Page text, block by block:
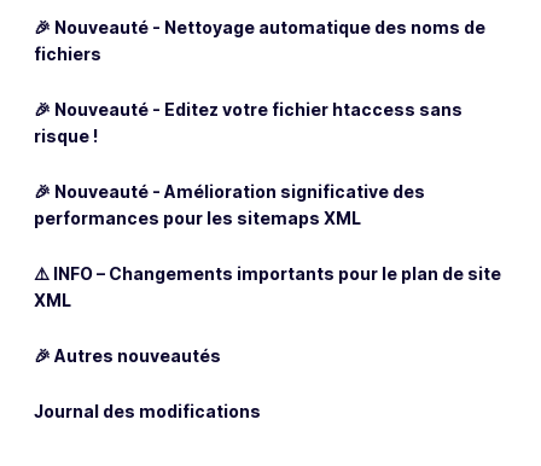
🎉 Nouveauté - Nettoyage automatique des noms de
fichiers
🎉 Nouveauté - Editez votre fichier htaccess sans
risque !
🎉 Nouveauté - Amélioration significative des
performances pour les sitemaps XML
⚠️ INFO – Changements importants pour le plan de site
XML
🎉 Autres nouveautés
Journal des modifications